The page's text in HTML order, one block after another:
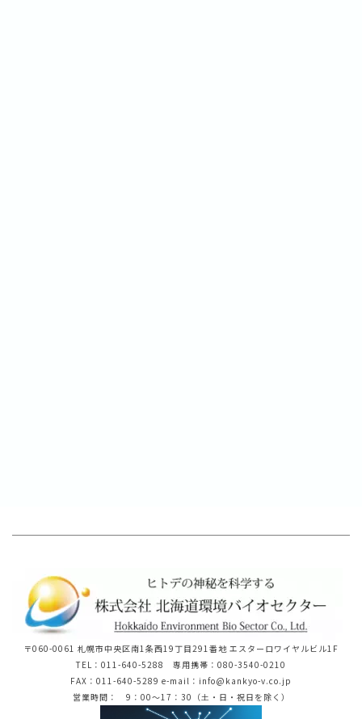
〒060-0061 札幌市中央区南1条西19丁目291番地 エスターロワイヤルビル1F
TEL：011-640-5288 専用携帯：080-3540-0210
FAX：011-640-5289 e-mail：info@kankyo-v.co.jp
営業時間： 9：00～17：30（土・日・祝日を除く）